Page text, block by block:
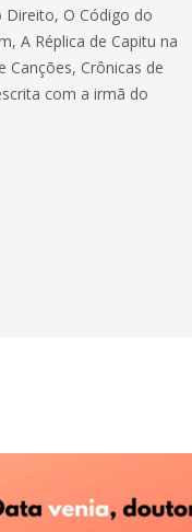
Direito, O Código do
A Réplica de Capitu na
Canções, Crônicas de
com a irmã do